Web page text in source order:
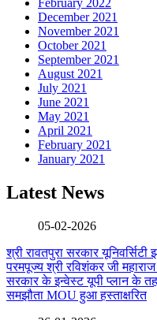
February 2022
December 2021
November 2021
October 2021
September 2021
August 2021
July 2021
June 2021
May 2021
April 2021
February 2021
January 2021
Latest News
05-02-2026
श्री रावतपुरा सरकार
परमपूज्य श्री रविशंकर जी
सरकार के इन्वेस्ट यूपी प्लान के
समझौता MOU हुआ हस्ताक्षरित